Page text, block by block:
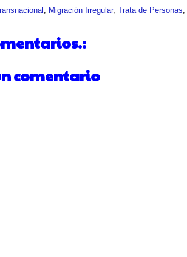
, Migración Irregular, Trata de Personas,
comentario